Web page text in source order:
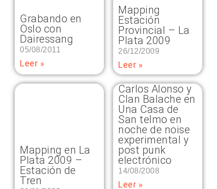
Grabando en
Oslo con
Dairessang
05/08/2011
Leer »
Mapping
Estación
Provincial – La
Plata 2009
26/12/2009
Leer »
Mapping en La
Plata 2009 –
Estación de
Tren
Carlos Alonso y
Clan Balache en
Una Casa de
San telmo en
noche de noise
experimental y
post punk
electrónico
14/08/2008
Leer »